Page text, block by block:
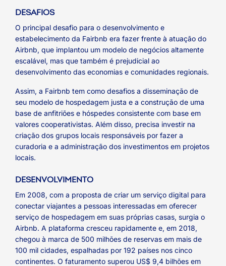
DESAFIOS
O principal desafio para o desenvolvimento e
estabelecimento da Fairbnb era fazer frente à atuação do
Airbnb, que implantou um modelo de negócios altamente
escalável, mas que também é prejudicial ao
desenvolvimento das economias e comunidades regionais.
Assim, a Fairbnb tem como desafios a disseminação de
seu modelo de hospedagem justa e a construção de uma
base de anfitriões e hóspedes consistente com base em
valores cooperativistas. Além disso, precisa investir na
criação dos grupos locais responsáveis por fazer a
curadoria e a administração dos investimentos em projetos
locais.
DESENVOLVIMENTO
Em 2008, com a proposta de criar um serviço digital para
conectar viajantes a pessoas interessadas em oferecer
serviço de hospedagem em suas próprias casas, surgia o
Airbnb. A plataforma cresceu rapidamente e, em 2018,
chegou à marca de 500 milhões de reservas em mais de
100 mil cidades, espalhadas por 192 países nos cinco
continentes. O faturamento superou US$ 9,4 bilhões em